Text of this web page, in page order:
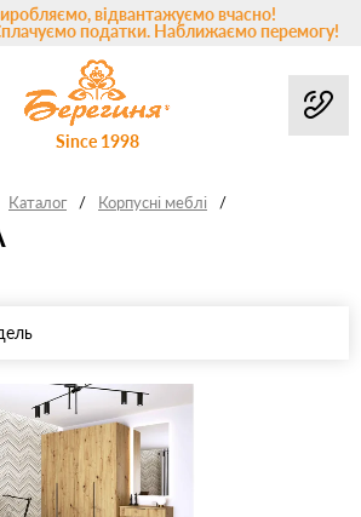
відвантажуємо вчасно!
податки. Наближаємо перемогу!
Since 1998
Каталог / Корпусні меблі /